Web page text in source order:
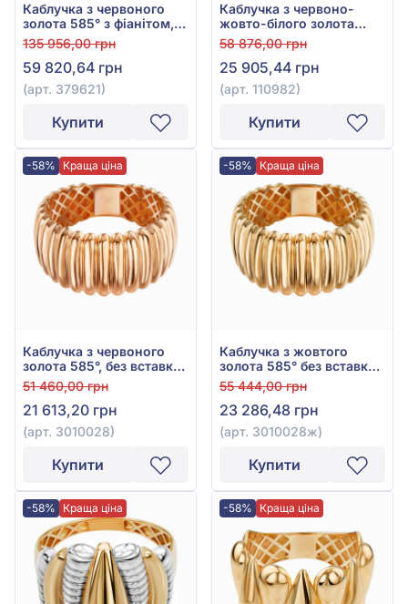
Каблучка з червоного
золота 585° з фіанітом,
куб. цирконієм та
чорним агатом, арт.
379621
135 956,00 грн
59 820,64 грн
(арт. 379621)
Купити
Каблучка з червоно-
жовто-білого золота
585°, арт. 110982
58 876,00 грн
25 905,44 грн
(арт. 110982)
Купити
-58% Краща ціна
Каблучка з червоного
золота 585°, без вставки,
арт. 3010028
51 460,00 грн
21 613,20 грн
(арт. 3010028)
Купити
-58% Краща ціна
Каблучка з жовтого
золота 585° без вставки,
арт. 3010028ж
55 444,00 грн
23 286,48 грн
(арт. 3010028ж)
Купити
-58% Краща ціна -58% Краща ціна